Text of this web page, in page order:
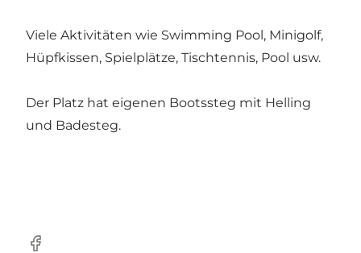
Viele Aktivitäten wie Swimming Pool, Minigolf,
Hüpfkissen, Spielplätze, Tischtennis, Pool usw.
Der Platz hat eigenen Bootssteg mit Helling
und Badesteg.